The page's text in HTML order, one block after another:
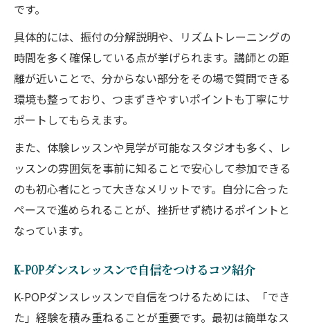
ダンスレッスンで丁寧指導が受けられる少
人数制の良さ
初心者に人気の少人数ダンスレッスンの安
心感
少人数制ダンスレッスンで講師との距離が
近い魅力
ダンスレッスンでしっかり学べるサポート
体制
少人数制ダンスレッスンのメリットを解説
駅近のダンスレッスンで通いやすさを重視
する理由
初心者に嬉しいアクセス抜群のダンスレッ
です。
具体的には、振付の分解説明や、リズムトレーニングの
時間を多く確保している点が挙げられます。講師との距
離が近いことで、分からない部分をその場で質問できる
環境も整っており、つまずきやすいポイントも丁寧にサ
ポートしてもらえます。
また、体験レッスンや見学が可能なスタジオも多く、レ
ッスンの雰囲気を事前に知ることで安心して参加できる
のも初心者にとって大きなメリットです。自分に合った
ペースで進められることが、挫折せず続けるポイントと
なっています。
K-POPダンスレッスンで自信をつけるコツ紹介
K-POPダンスレッスンで自信をつけるためには、「でき
た」経験を積み重ねることが重要です。最初は簡単なス